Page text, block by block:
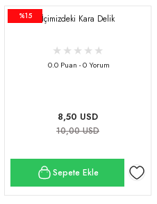
%15 İçimizdeki Kara Delik
0.0 Puan - 0 Yorum
8,50 USD
10,00 USD
Sepete Ekle